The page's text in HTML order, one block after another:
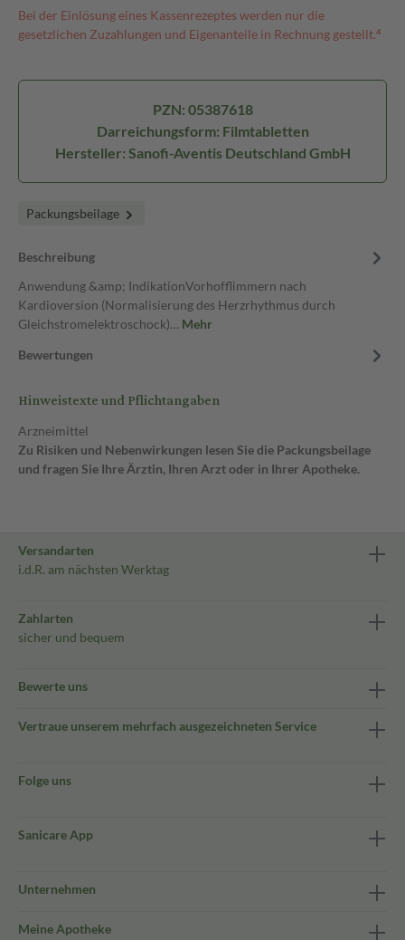
Bei der Einlösung eines Kassenrezeptes werden nur die
gesetzlichen Zuzahlungen und Eigenanteile in Rechnung gestellt.⁴
PZN: 05387618
Darreichungsform: Filmtabletten
Hersteller: Sanofi-Aventis Deutschland GmbH
Packungsbeilage
Beschreibung
Anwendung &amp; IndikationVorhofflimmern nach
Kardioversion (Normalisierung des Herzrhythmus durch
Gleichstromelektroschock)… Mehr
Bewertungen
Hinweistexte und Pflichtangaben
Arzneimittel
Zu Risiken und Nebenwirkungen lesen Sie die Packungsbeilage
und fragen Sie Ihre Ärztin, Ihren Arzt oder in Ihrer Apotheke.
Versandarten
i.d.R. am nächsten Werktag
Zahlarten
sicher und bequem
Bewerte uns
Vertraue unserem mehrfach ausgezeichneten Service
Folge uns
Sanicare App
Unternehmen
Meine Apotheke